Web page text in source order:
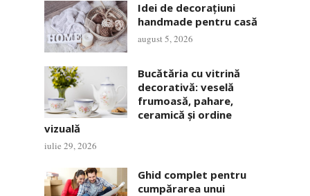
Idei de decorațiuni
handmade pentru casă
august 5, 2026
Bucătăria cu vitrină
decorativă: veselă
frumoasă, pahare,
ceramică și ordine
vizuală
iulie 29, 2026
Ghid complet pentru
cumpărarea unui